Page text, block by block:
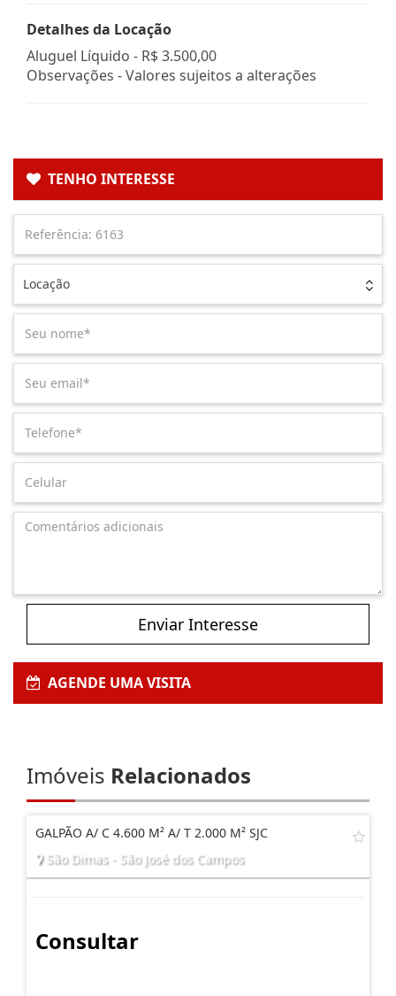
Detalhes da Locação
Aluguel Líquido - R$ 3.500,00
Observações - Valores sujeitos a alterações
TENHO INTERESSE
Locação
Enviar Interesse
AGENDE UMA VISITA
Imóveis Relacionados
GALPÃO A/ C 4.600 M² A/ T 2.000 M² SJC
São Dimas - São José dos Campos
Consultar